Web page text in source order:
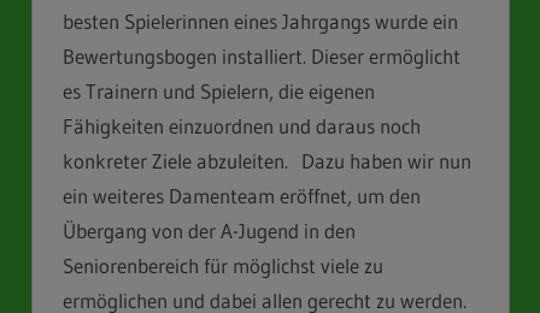
besten Spielerinnen eines Jahrgangs wurde ein
Bewertungsbogen installiert. Dieser ermöglicht
es Trainern und Spielern, die eigenen
Fähigkeiten einzuordnen und daraus noch
konkreter Ziele abzuleiten. Dazu haben wir nun
ein weiteres Damenteam eröffnet, um den
Übergang von der A-Jugend in den
Seniorenbereich für möglichst viele zu
ermöglichen und dabei allen gerecht zu werden.